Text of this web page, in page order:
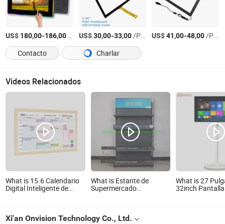
US$ 180,00-186,00 US$30,00-33,00/Pieza US$41,00-48,00 /Pieza
Contacto
Charlar
Videos Relacionados
What is 15.6 Calendario
Digital Inteligente de
Digital Calendario
What is Estante de
Supermercado
What is 27
32inch
Xi'an Onvision Technology Co., Ltd.